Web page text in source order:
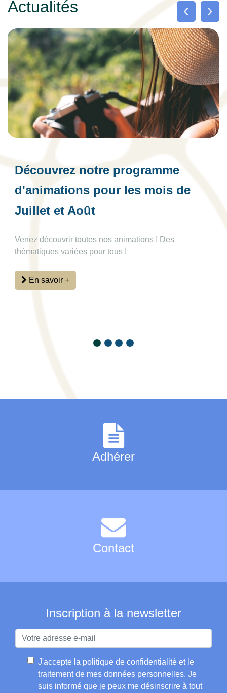
Actualités
Découvrez notre programme
d'animations pour les mois de
Juillet et Août
Venez découvrir toutes nos animations ! Des
thématiques variées pour tous !
En savoir +
‹ ›
Adhérer
Contact
Inscription à la newsletter
J'accepte la politique de confidentialité et le
traitement de mes données personnelles. Je
suis informé que je peux me désinscrire à tout